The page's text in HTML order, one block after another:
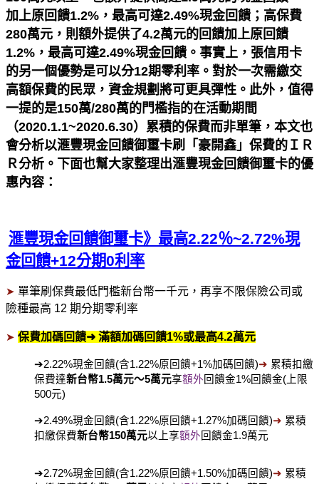
加上原回饋1.2%，最高可達2.49%現金回饋；高保費
280萬元，則額外提供了4.2萬元的回饋加上原回饋
1.2%，最高可達2.49%現金回饋。事實上，張信用卡
的另一個優勢是可以分12期零利率。對於一次需繳交
高額保費的民眾，資金規劃將可更具彈性。 此外，值得
一提的是150萬/280萬的門檻指的在活動期間
（2020.1.1~2020.6.30）累積的保費而非單筆，本文也
會分析以滙豐現金回饋御璽卡刷「豪開鑫」保費的ＩＲ
Ｒ分析。下面也幫大家整理出滙豐現金回饋御璽卡的優
惠內容：
滙豐現金回饋御璽卡》最高2.22％~2.72%現
金回饋+12分期0利率
➤ 單筆刷保費最低門檻新台幣一千元，再享不限保險公司或
險種最高 12 期分期零利率
➤ 保費加碼回饋➜ 滿額加碼回饋1%或最高4.2萬元
➔2.22%現金回饋(含1.22%原回饋+1%加碼回饋)➜ 累積扣繳
保費達新台幣1.5萬元～5萬元享額外 回饋金1% 回饋金( 上限
500元)
➔2.49%現金回饋(含1.22%原回饋+1.27%加碼回饋)➜ 累積
扣繳保費新台幣150萬元以上享額外 回饋金1.9萬元
➔2.72%現金回饋(含1.22%原回饋+1.50%加碼回饋)➜ 累積